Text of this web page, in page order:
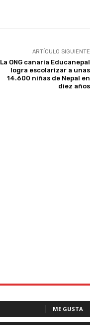
ARTÍCULO SIGUIENTE
La ONG canaria Educanepal
logra escolarizar a unas
14.600 niñas de Nepal en
diez años
ME GUSTA